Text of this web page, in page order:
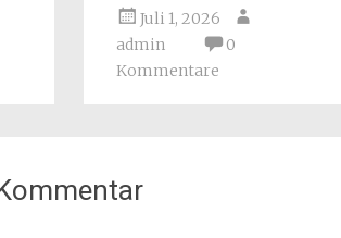
Juli 1, 2026
admin
0
Kommentare